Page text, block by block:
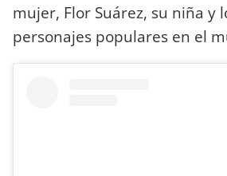
mujer, Flor Suárez, su niña y
personajes populares en el